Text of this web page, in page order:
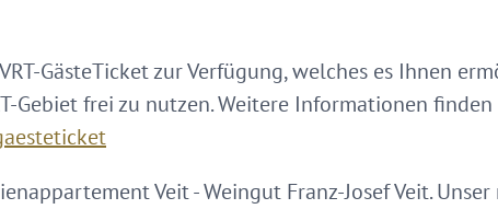
GästeTicket zur Verfügung, welches es Ihnen
Gebiet frei zu nutzen. Weitere Informationen
Veit - Weingut Franz-Josef Veit.